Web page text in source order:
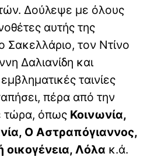
Δούλεψε με όλους
αυτής της
Σακελλάριο, τον Ντίνο
Δαλιανίδη και
ταινίες
πέρα από την
τώρα, όπως Κοινωνία,
Ο Αστραπόγιαννος,
οικογένεια, Λόλα κ.ά.